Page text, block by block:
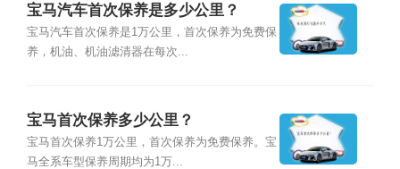
宝马汽车首次保养是多少公里？
宝马汽车首次保养是1万公里，首次保养为免费保
养，机油、机油滤清器在每次...
宝马首次保养多少公里？
宝马首次保养1万公里，首次保养为免费保养。宝
马全系车型保养周期均为1万...